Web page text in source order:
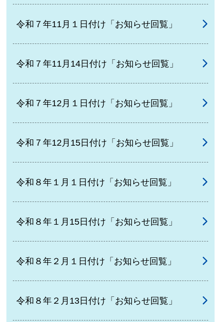
令和７年11月１日付け「お知らせ回覧」
令和７年11月14日付け「お知らせ回覧」
令和７年12月１日付け「お知らせ回覧」
令和７年12月15日付け「お知らせ回覧」
令和８年１月１日付け「お知らせ回覧」
令和８年１月15日付け「お知らせ回覧」
令和８年２月１日付け「お知らせ回覧」
令和８年２月13日付け「お知らせ回覧」